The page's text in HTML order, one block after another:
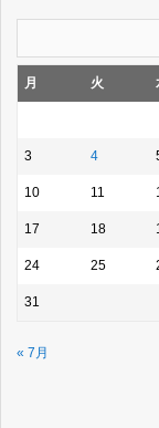
月 火
3 4
10 11
17 18
24 25
31
« 7月